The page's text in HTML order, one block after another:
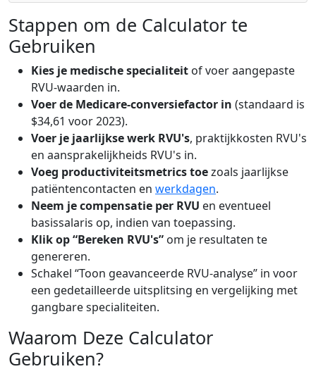
Stappen om de Calculator te
Gebruiken
Kies je medische specialiteit of voer aangepaste
RVU-waarden in.
Voer de Medicare-conversiefactor in (standaard is
$34,61 voor 2023).
Voer je jaarlijkse werk RVU's, praktijkkosten RVU's
en aansprakelijkheids RVU's in.
Voeg productiviteitsmetrics toezoals jaarlijkse
patiëntencontacten en werkdagen.
Neem je compensatie per RVU en eventueel
basissalaris op, indien van toepassing.
Klik op “Bereken RVU's” om je resultaten te
genereren.
Schakel “Toon geavanceerde RVU-analyse” in voor
een gedetailleerde uitsplitsing en vergelijking met
gangbare specialiteiten.
Waarom Deze Calculator
Gebruiken?